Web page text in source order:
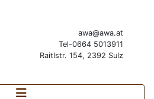
awa@awa.at
Tel-0664 5013911
Raitlstr. 154, 2392 Sulz